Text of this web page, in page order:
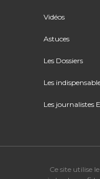
Vidéos
Astuces
Les Dossiers
Les
Les journalistes
Ce site utilise